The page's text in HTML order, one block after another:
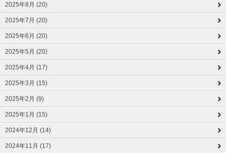
2025年8月 (20)
2025年7月 (20)
2025年6月 (20)
2025年5月 (20)
2025年4月 (17)
2025年3月 (15)
2025年2月 (9)
2025年1月 (15)
2024年12月 (14)
2024年11月 (17)